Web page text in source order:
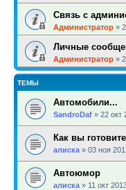
Связь с
Администратор »
Личные
Администратор »
ТЕМЫ
Автомобили...
SandroDaf » 22 окт
Как вы
алиска » 03 ноя
Автоюмор
алиска » 11 окт